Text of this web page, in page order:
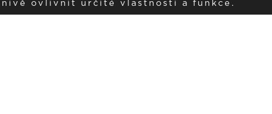
nás na
ovlivnit určité vlastnosti a funkce.